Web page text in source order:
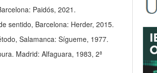
Paidós, 2021.
sentido, Barcelona: Herder, 2015.
Salamanca: Sígueme, 1977.
Madrid: Alfaguara, 1983, 2ª